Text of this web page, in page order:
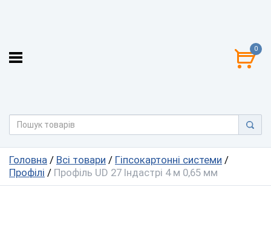
0
Головна / Всі товари / Гіпсокартонні системи /
Профілі / Профіль UD 27 Індастрі 4 м 0,65 мм